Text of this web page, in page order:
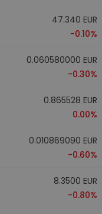
47.340 EUR
-0.10%
0.060580000 EUR
-0.30%
0.865528 EUR
0.00%
0.010869090 EUR
-0.60%
8.3500 EUR
-0.80%